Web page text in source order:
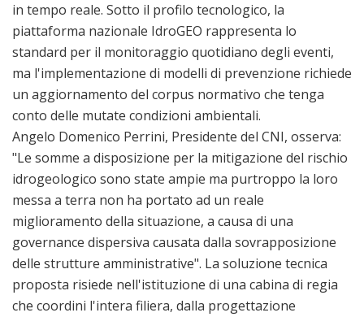
in tempo reale. Sotto il profilo tecnologico, la
piattaforma nazionale IdroGEO rappresenta lo
standard per il monitoraggio quotidiano degli eventi,
ma l'implementazione di modelli di prevenzione richiede
un aggiornamento del corpus normativo che tenga
conto delle mutate condizioni ambientali.
Angelo Domenico Perrini, Presidente del CNI, osserva:
"Le somme a disposizione per la mitigazione del rischio
idrogeologico sono state ampie ma purtroppo la loro
messa a terra non ha portato ad un reale
miglioramento della situazione, a causa di una
governance dispersiva causata dalla sovrapposizione
delle strutture amministrative". La soluzione tecnica
proposta risiede nell'istituzione di una cabina di regia
che coordini l'intera filiera, dalla progettazione